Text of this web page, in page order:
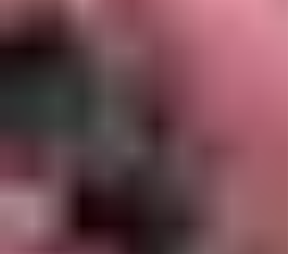
prometem atrair viajantes do mundo
Mas afinal: o que fazer em Manaus? Onde